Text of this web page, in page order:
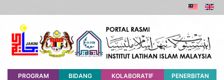
PROGRAM
BIDANG
KOLABORATIF
PENERBITAN